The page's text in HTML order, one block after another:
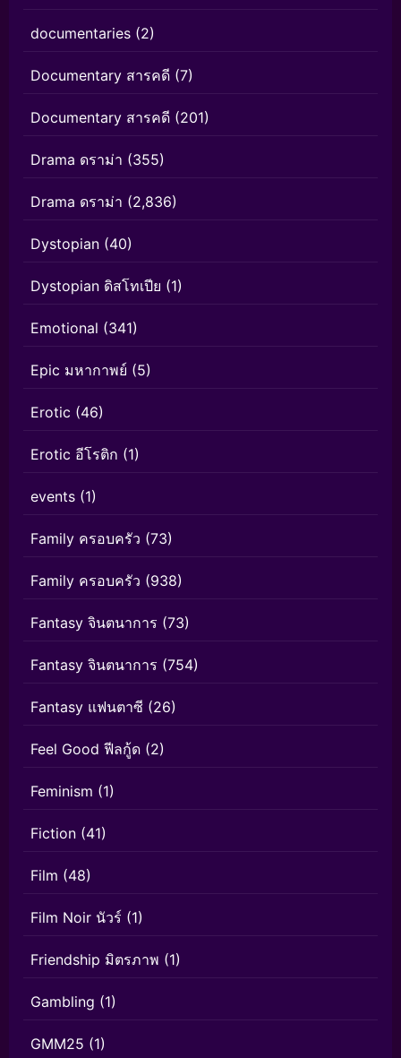
documentaries (2)
Documentary สารคดี (7)
Documentary สารคดี (201)
Drama ดราม่า (355)
Drama ดราม่า (2,836)
Dystopian (40)
Dystopian ดิสโทเปีย (1)
Emotional (341)
Epic มหากาพย์ (5)
Erotic (46)
Erotic อีโรติก (1)
events (1)
Family ครอบครัว (73)
Family ครอบครัว (938)
Fantasy จินตนาการ (73)
Fantasy จินตนาการ (754)
Fantasy แฟนตาซี (26)
Feel Good ฟีลกู้ด (2)
Feminism (1)
Fiction (41)
Film (48)
Film Noir นัวร์ (1)
Friendship มิตรภาพ (1)
Gambling (1)
GMM25 (1)